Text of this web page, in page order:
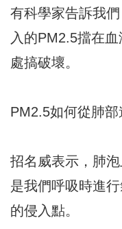
有科學家告訴我
入的PM2.5擋在
處搞破壞。
PM2.5如何從肺部
招名威表示，肺
是我們呼吸時進
的侵入點。